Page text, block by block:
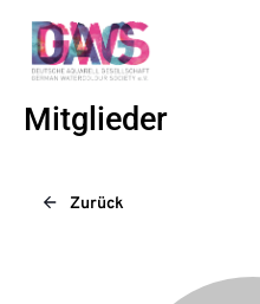
Mitglieder
Zurück